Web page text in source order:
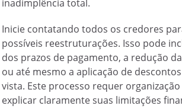
inadimplência total.
Inicie contatando todos os credores
possíveis reestruturações. Isso pode
dos prazos de pagamento, a redução
ou até mesmo a aplicação de
vista. Este processo requer
explicar claramente suas limitações